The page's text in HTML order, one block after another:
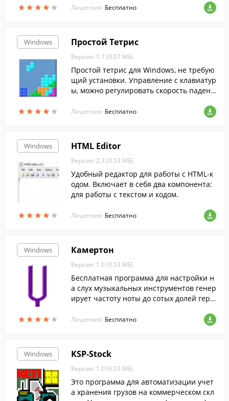
★★★★★
★★★★★ Лицензия: Бесплатно
Windows
★★★★ ★
★★★★ ★
Простой Тетрис
Версия: 1.7 (0.07 МБ)
Простой тетрис для Windows, не требую
щий установки. Управление с клавиатур
ы, можно регулировать скорость падени
Лицензия: Бесплатно
Windows
★★★★ ★
★★★★ ★
HTML Editor
Версия: 2.3 (0.53 МБ)
Удобный редактор для работы с HTML-к
одом. Включает в себя два компонента:
для работы с текстом и кодом.
Лицензия: Бесплатно
Windows
★★★★ ★
★★★★ ★
Камертон
Версия: 1.0 (0.53 МБ)
Бесплатная программа для настройки н
а слух музыкальных инструментов генер
ирует частоту ноты до сотых долей герц
асположен от ноты "ми" контроктавы до
Лицензия: Бесплатно
Windows KSP-Stock
Версия: 1.0 (6.03 МБ)
Это программа для автоматизации учет
а хранения грузов на коммерческом скл